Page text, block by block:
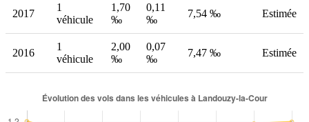
2017
1
véhicule
1,70
‰
0,11
‰
7,54 ‰ Estimée
2016
1
véhicule
2,00
‰
0,07
‰
7,47 ‰ Estimée